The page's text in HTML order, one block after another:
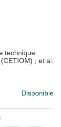
technique
; et al.
Disponible